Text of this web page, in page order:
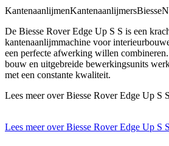
KantenaanlijmenKantenaanlijmersBiesse
De Biesse Rover Edge Up S S is een
kantenaanlijmmachine voor
een perfecte afwerking willen
bouw en uitgebreide bewerkingsunits
met een constante kwaliteit.
Lees meer over Biesse Rover Edge Up S
Lees meer over Biesse Rover Edge Up S